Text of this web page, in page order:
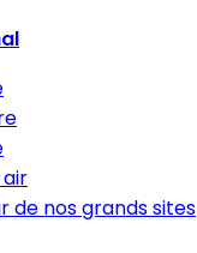
air
de nos grands sites